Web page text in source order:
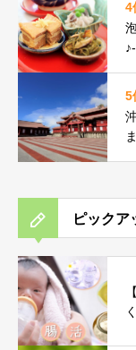
4
5
ピックア